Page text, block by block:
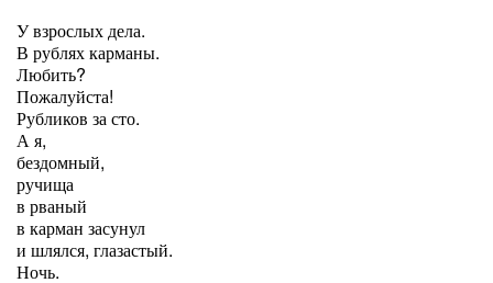
У взрослых дела.
В рублях карманы.
Любить?
Пожалуйста!
Рубликов за сто.
А я,
бездомный,
ручища
в рваный
в карман засунул
и шлялся, глазастый.
Ночь.